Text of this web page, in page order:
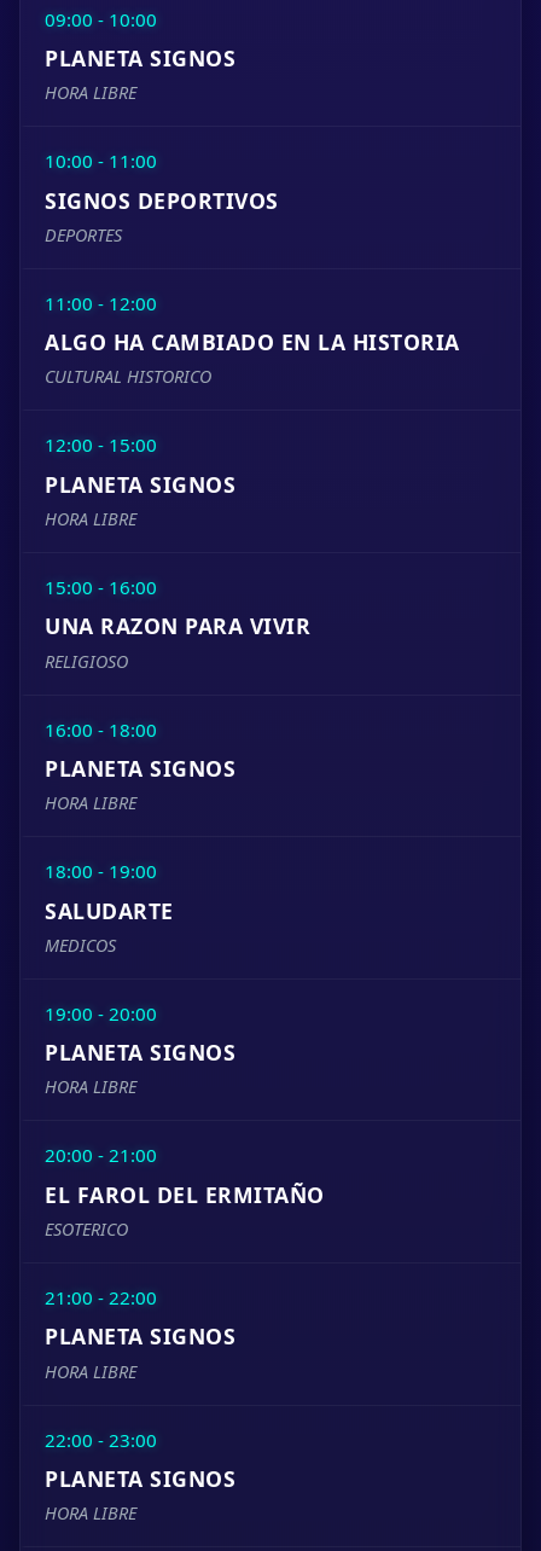
09:00 - 10:00
PLANETA SIGNOS
HORA LIBRE
10:00 - 11:00
SIGNOS DEPORTIVOS
DEPORTES
11:00 - 12:00
ALGO HA CAMBIADO EN LA HISTORIA
CULTURAL HISTORICO
12:00 - 15:00
PLANETA SIGNOS
HORA LIBRE
15:00 - 16:00
UNA RAZON PARA VIVIR
RELIGIOSO
16:00 - 18:00
PLANETA SIGNOS
HORA LIBRE
18:00 - 19:00
SALUDARTE
MEDICOS
19:00 - 20:00
PLANETA SIGNOS
HORA LIBRE
20:00 - 21:00
EL FAROL DEL ERMITAÑO
ESOTERICO
21:00 - 22:00
PLANETA SIGNOS
HORA LIBRE
22:00 - 23:00
PLANETA SIGNOS
HORA LIBRE